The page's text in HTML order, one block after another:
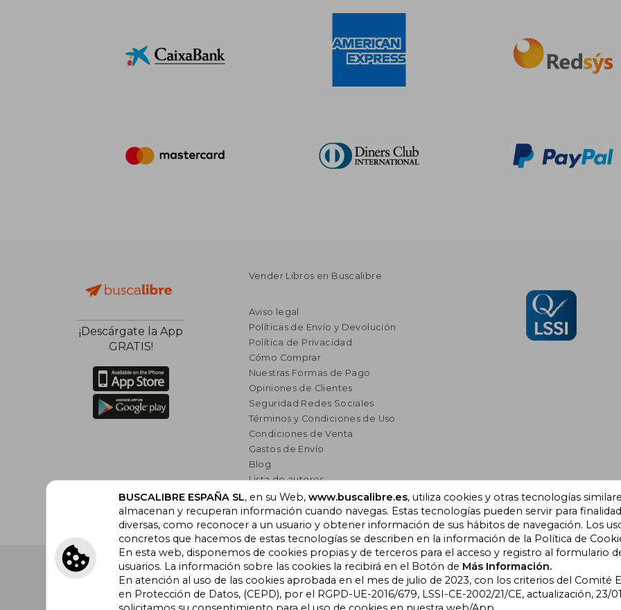
¡Descárgate la App
GRATIS!
Vender Libros en Buscalibre
Aviso legal
Políticas de Envío y Devolución
Política de Privacidad
Cómo Comprar
Nuestras Formas de Pago
Opiniones de Clientes
Seguridad Redes Sociales
Términos y Condiciones de Uso
Condiciones de Venta
Gastos de Envío
Blog
Lista de autores
Incentivo a la Lectura
Libros Recomendados
Buscalibre España . Calle Energía, 65, Nave 3 (08940), Cornellà de Llobregat,
Barcelona. Derechos Reservados.
BUSCALIBRE ESPAÑA SL, en su Web, www.buscalibre.es, utiliza cookies y otras tecnologías
almacenan y recuperan información cuando navegas. Estas tecnologías pueden servir para
diversas, como reconocer a un usuario y obtener información de sus hábitos de navegación. Los
concretos que hacemos de estas tecnologías se describen en la información de la Política de
En esta web, disponemos de cookies propias y de terceros para el acceso y registro al formulario
usuarios. La información sobre las cookies la recibirá en el Botón de Más Información.
En atención al uso de las cookies aprobada en el mes de julio de 2023, con los criterios del Comité
en Protección de Datos, (CEPD), por el RGPD-UE-2016/679, LSSI-CE-2002/21/CE, actualización, 23/